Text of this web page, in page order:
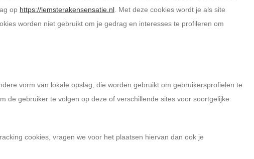
op https://lemsterakensensatie.nl . Met deze cookies wordt je als site
worden niet gebruikt om je gedrag en interesses te profileren om
vorm van lokale opslag, die worden gebruikt om gebruikersprofielen te
de gebruiker te volgen op deze of verschillende sites voor soortgelijke
cookies, vragen we voor het plaatsen hiervan dan ook je